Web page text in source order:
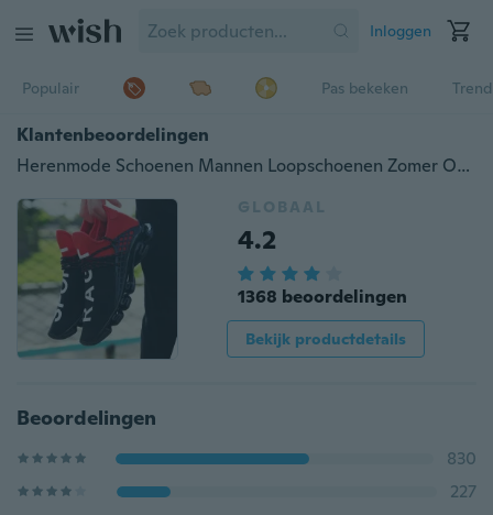
Inloggen
Populair Pas bekeken
Klantenbeoordelingen
Herenmode Schoenen Mannen Loopschoenen Zomer Outdoor Vrouwen Schoenen Koppels Sportschoenen voor Mannen Sneakers (Maat36-44, 3 Kleur)
GLOBAAL
4.2
1368 beoordelingen
Bekijk productdetails
Beoordelingen
830
227